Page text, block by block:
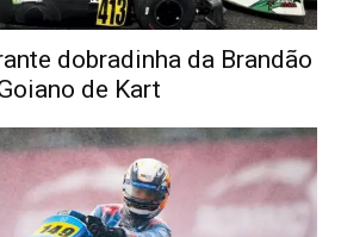
dobradinha da Brandão
de Kart